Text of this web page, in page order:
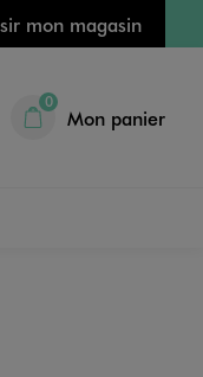
mon magasin
0
Mon panier